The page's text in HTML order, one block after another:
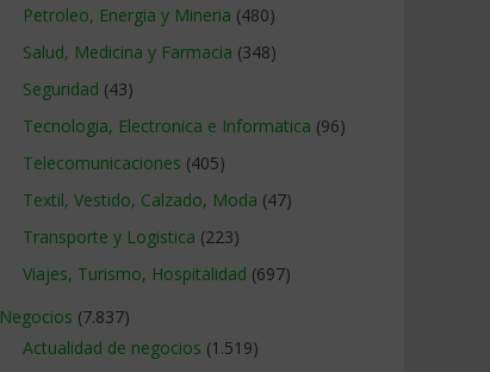
Petroleo, Energia y Mineria (480)
Salud, Medicina y Farmacia (348)
Seguridad (43)
Tecnologia, Electronica e Informatica (96)
Telecomunicaciones (405)
Textil, Vestido, Calzado, Moda (47)
Transporte y Logistica (223)
Viajes, Turismo, Hospitalidad (697)
Negocios (7.837)
Actualidad de negocios (1.519)